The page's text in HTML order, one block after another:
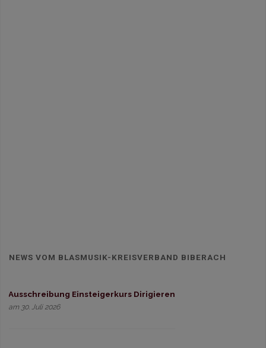
NEWS VOM BLASMUSIK-KREISVERBAND BIBERACH
Ausschreibung Einsteigerkurs Dirigieren
am 30. Juli 2026